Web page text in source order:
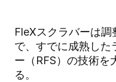
FleXスクラバーは
で、すでに成熟した
ー（RFS）の技術を
る。